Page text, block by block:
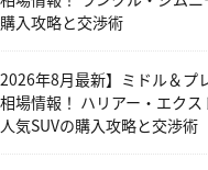
入攻略と交渉術
2026年8月最新】ミドル＆プ
場情報！ ハリアー・エク
気SUVの購入攻略と交渉術